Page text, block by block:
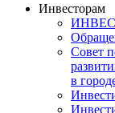
Инвесторам
Совет
в